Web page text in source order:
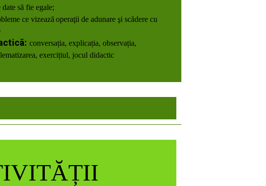
să fie egale;
ce vizează operaţii de adunare şi scădere cu
conversația, explicația, observația,
exercițiul, jocul didactic